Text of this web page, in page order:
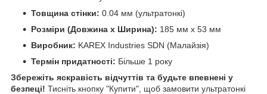
Товщина стінки: 0.04 мм (ультратонкі)
Розміри (Довжина х Ширина): 185 мм х 53 мм
Виробник: KAREX Industries SDN (Малайзія)
Термін придатності: Більше 1 року
Збережіть яскравість відчуттів та будьте впевнені у
безпеці! Тисніть кнопку "Купити", щоб замовити ультратонкі